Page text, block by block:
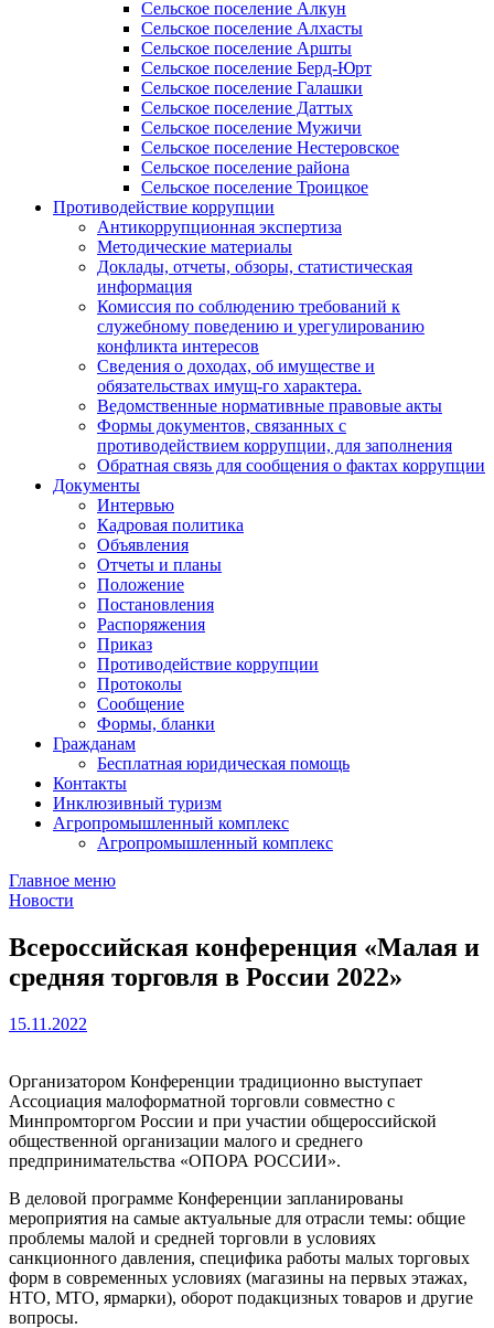
Сельское поселение Алкун
Сельское поселение Алхасты
Сельское поселение Аршты
Сельское поселение Берд-Юрт
Сельское поселение Галашки
Сельское поселение Даттых
Сельское поселение Мужичи
Сельское поселение Нестеровское
Сельское поселение района
Сельское поселение Троицкое
Противодействие коррупции
Антикоррупционная экспертиза
Методические материалы
Доклады, отчеты, обзоры, статистическая
информация
Комиссия по соблюдению требований к
служебному поведению и урегулированию
конфликта интересов
Сведения о доходах, об имуществе и
обязательствах имущ-го характера.
Ведомственные нормативные правовые акты
Формы документов, связанных с
противодействием коррупции, для заполнения
Обратная связь для сообщения о фактах коррупции
Документы
Интервью
Кадровая политика
Объявления
Отчеты и планы
Положение
Постановления
Распоряжения
Приказ
Противодействие коррупции
Протоколы
Сообщение
Формы, бланки
Гражданам
Бесплатная юридическая помощь
Контакты
Инклюзивный туризм
Агропромышленный комплекс
Агропромышленный комплекс
Главное меню
Новости
Всероссийская конференция «Малая и
средняя торговля в России 2022»
15.11.2022
Организатором Конференции традиционно выступает
Ассоциация малоформатной торговли совместно с
Минпромторгом России и при участии общероссийской
общественной организации малого и среднего
предпринимательства «ОПОРА РОССИИ».
В деловой программе Конференции запланированы
мероприятия на самые актуальные для отрасли темы: общие
проблемы малой и средней торговли в условиях
санкционного давления, специфика работы малых торговых
форм в современных условиях (магазины на первых этажах,
НТО, МТО, ярмарки), оборот подакцизных товаров и другие
вопросы.